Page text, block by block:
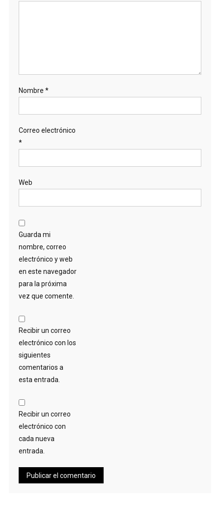
Nombre *
Correo electrónico
*
Web
Guarda mi
nombre, correo
electrónico y web
en este navegador
para la próxima
vez que comente.
Recibir un correo
electrónico con los
siguientes
comentarios a
esta entrada.
Recibir un correo
electrónico con
cada nueva
entrada.